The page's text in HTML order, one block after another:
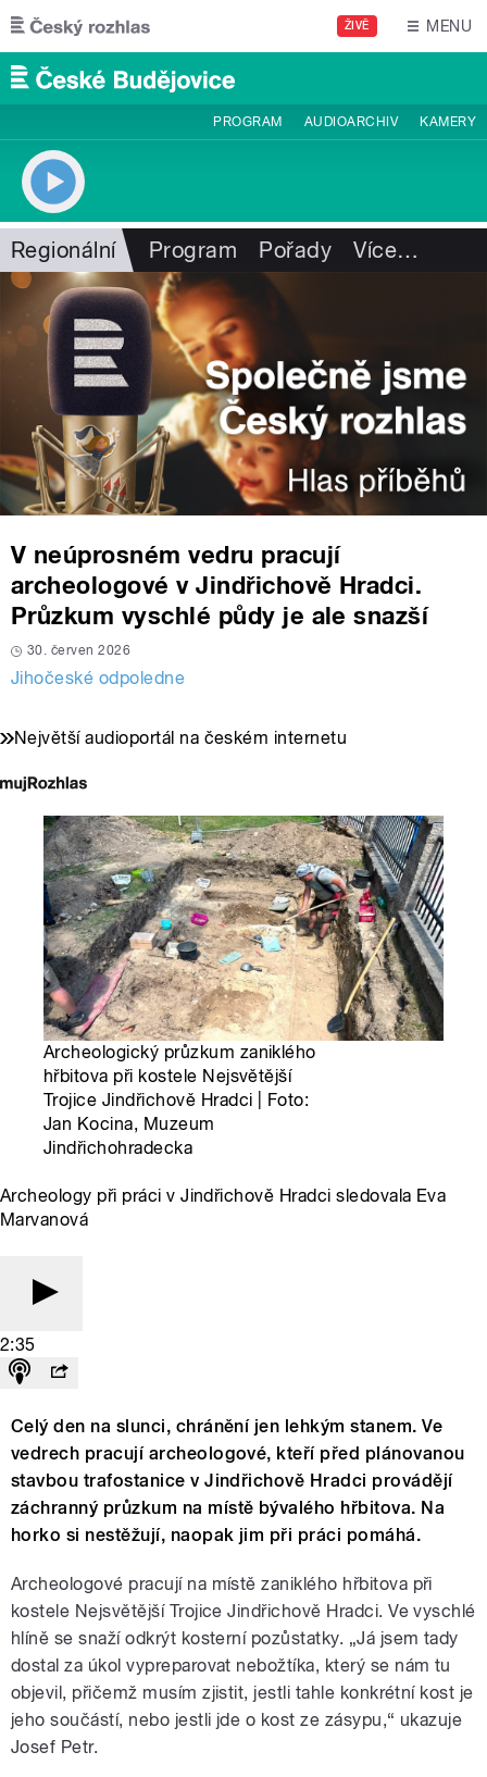
Přejít k hlavnímu obsahu
ŽIVĚ MENU
PROGRAM AUDIOARCHIV KAMERY
Regionální Program Pořady Více…
V neúprosném vedru pracují
archeologové v Jindřichově Hradci.
Průzkum vyschlé půdy je ale snazší
30. červen 2026
Jihočeské odpoledne
Největší audioportál na českém internetu
Archeologický průzkum zaniklého
hřbitova při kostele Nejsvětější
Trojice Jindřichově Hradci | Foto:
Jan Kocina, Muzeum
Jindřichohradecka
Archeology při práci v Jindřichově Hradci sledovala Eva
Marvanová
2:35
Celý den na slunci, chránění jen lehkým stanem. Ve
vedrech pracují archeologové, kteří před plánovanou
stavbou trafostanice v Jindřichově Hradci provádějí
záchranný průzkum na místě bývalého hřbitova. Na
horko si nestěžují, naopak jim při práci pomáhá.
Archeologové pracují na místě zaniklého hřbitova při
kostele Nejsvětější Trojice Jindřichově Hradci. Ve vyschlé
hlíně se snaží odkrýt kosterní pozůstatky. „Já jsem tady
dostal za úkol vypreparovat nebožtíka, který se nám tu
objevil, přičemž musím zjistit, jestli tahle konkrétní kost je
jeho součástí, nebo jestli jde o kost ze zásypu,“ ukazuje
Josef Petr.